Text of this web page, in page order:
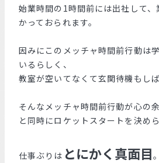
始業時間の1時間前には出社して
かっておられます。
因みにこのメッチャ時間前行動は
いるらしく、
教室が空いてなくて玄関待機もし
そんなメッチャ時間前行動が心の
と同時にロケットスタートを決め
仕事ぶりは とにかく真面目。